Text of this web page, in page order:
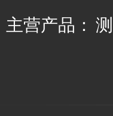
主营产品：